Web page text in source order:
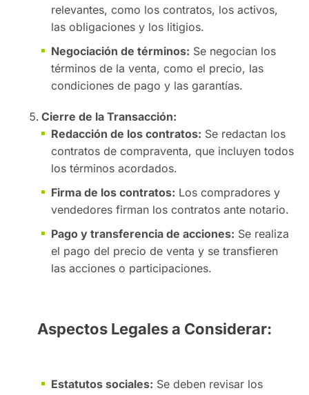
relevantes, como los contratos, los activos,
las obligaciones y los litigios.
Negociación de términos: Se negocian los
términos de la venta, como el precio, las
condiciones de pago y las garantías.
Cierre de la Transacción:
Redacción de los contratos: Se redactan los
contratos de compraventa, que incluyen todos
los términos acordados.
Firma de los contratos: Los compradores y
vendedores firman los contratos ante notario.
Pago y transferencia de acciones: Se realiza
el pago del precio de venta y se transfieren
las acciones o participaciones.
Aspectos Legales a Considerar:
Estatutos sociales: Se deben revisar los